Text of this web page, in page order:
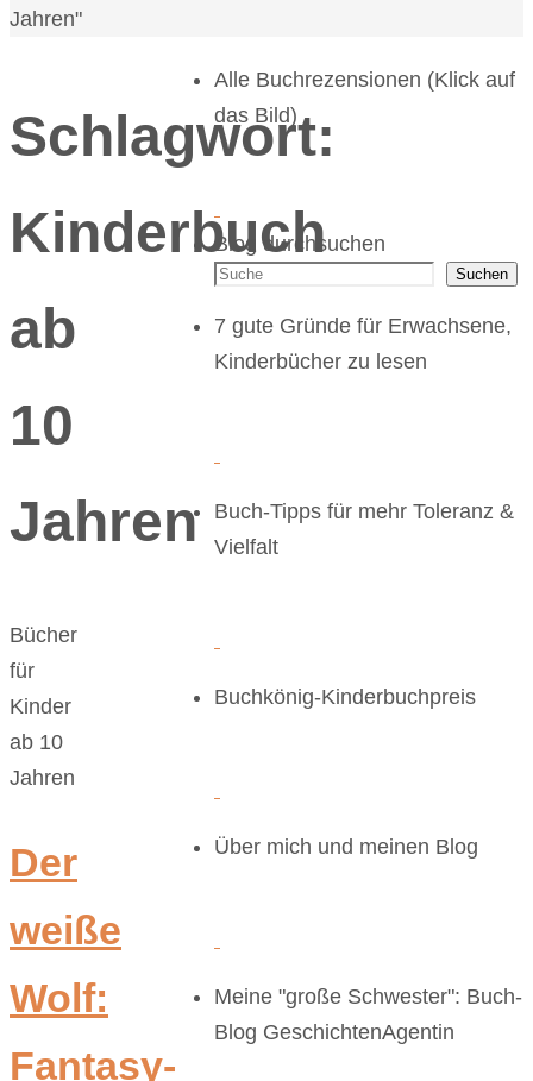
Jahren"
Schlagwort:
Kinderbuch
ab
10
Jahren
Bücher
für
Kinder
ab 10
Jahren
Der
weiße
Wolf:
Fantasy-
Alle Buchrezensionen (Klick auf
das Bild)
Blog durchsuchen
Suchen
7 gute Gründe für Erwachsene,
Kinderbücher zu lesen
Buch-Tipps für mehr Toleranz &
Vielfalt
Buchkönig-Kinderbuchpreis
Über mich und meinen Blog
Meine "große Schwester": Buch-
Blog GeschichtenAgentin